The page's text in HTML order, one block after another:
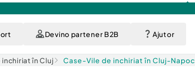
Devino partener B2B Ajutor
în Cluj Case-Vile de inchiriat în Cluj-